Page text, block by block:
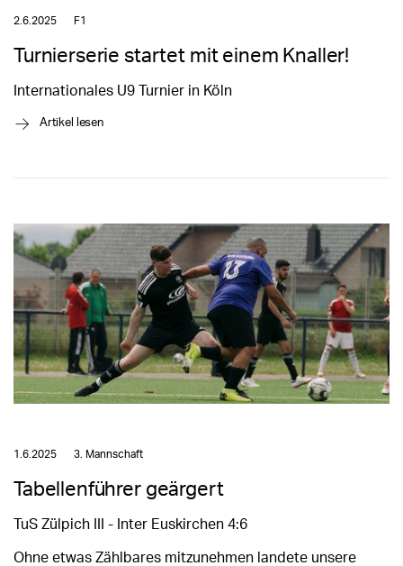
2.6.2025 F1
Turnierserie startet mit einem Knaller!
Internationales U9 Turnier in Köln
→ Artikel lesen
1.6.2025 3. Mannschaft
Tabellenführer geärgert
TuS Zülpich III - Inter Euskirchen 4:6
Ohne etwas Zählbares mitzunehmen landete unsere